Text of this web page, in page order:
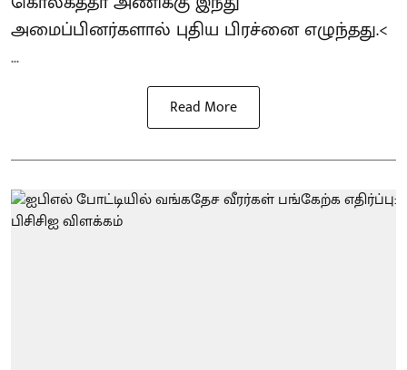
அமைப்பினர்களால் புதிய பிரச்னை எழுந்தது.<
...
Read More